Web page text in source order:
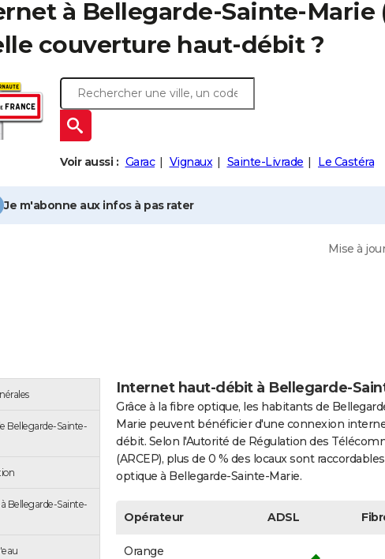
à Bellegarde-Sainte-Marie
couverture haut-débit ?
Voir aussi : Garac Vignaux Sainte-Livrade Le Castéra
Je m'abonne aux infos à pas rater
Mise à
Bellegarde-Sainte-
à Bellegarde-Sainte-
Internet haut-débit à Bellegarde-
Grâce à la fibre optique, les habitants de
Marie peuvent bénéficier d'une connexion
débit. Selon l'Autorité de Régulation des
(ARCEP), plus de 0 % des locaux sont
optique à Bellegarde-Sainte-Marie.
Opérateur ADSL
Orange